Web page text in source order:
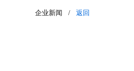
企业新闻 / 返回